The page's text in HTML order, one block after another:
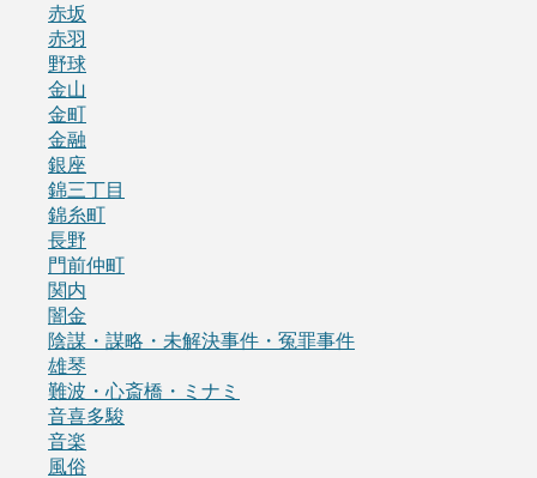
赤坂
赤羽
野球
金山
金町
金融
銀座
錦三丁目
錦糸町
長野
門前仲町
関内
闇金
陰謀・謀略・未解決事件・冤罪事件
雄琴
難波・心斎橋・ミナミ
音喜多駿
音楽
風俗